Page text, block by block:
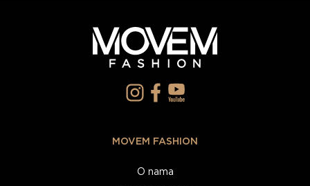
MOVEM FASHION
O nama